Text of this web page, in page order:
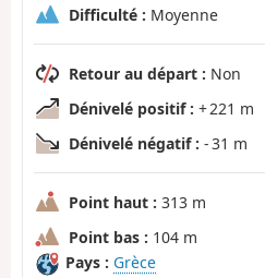
Difficulté : Moyenne
Retour au départ : Non
Dénivelé positif : + 221 m
Dénivelé négatif : - 31 m
Point haut : 313 m
Point bas : 104 m
Pays : Grèce